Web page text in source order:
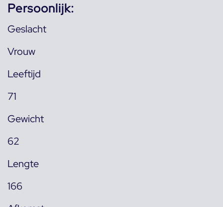
Persoonlijk:
Geslacht
Vrouw
Leeftijd
71
Gewicht
62
Lengte
166